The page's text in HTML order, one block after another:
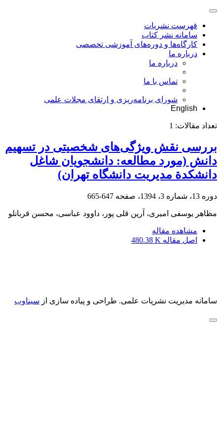
فهرست نشریات
سامانه نشر کتاب
کارگاه‌ها و دوره‌های آموزشی تخصصی
درباره ما
درباره ما
تماس با ما
شورای برنامه‌ریزی و ارتقای مجلات علمی
English
تعداد مقالات: 1
بررسی نقش ویژگی‌های شخصیتی در تسهیم
دانش (مورد مطالعه: دانشجویان شاغل
دانشکدة مدیریت دانشگاه تهران)
دوره 13، شماره 3، 1394، صفحه 647-665
مظاهر یوسفی امیری، آرین قلی پور، داوود عباسی، محسن قربانلو
مشاهده مقاله
اصل مقاله 480.38 K
سامانه مدیریت نشریات علمی. طراحی و پیاده سازی از سیناوب